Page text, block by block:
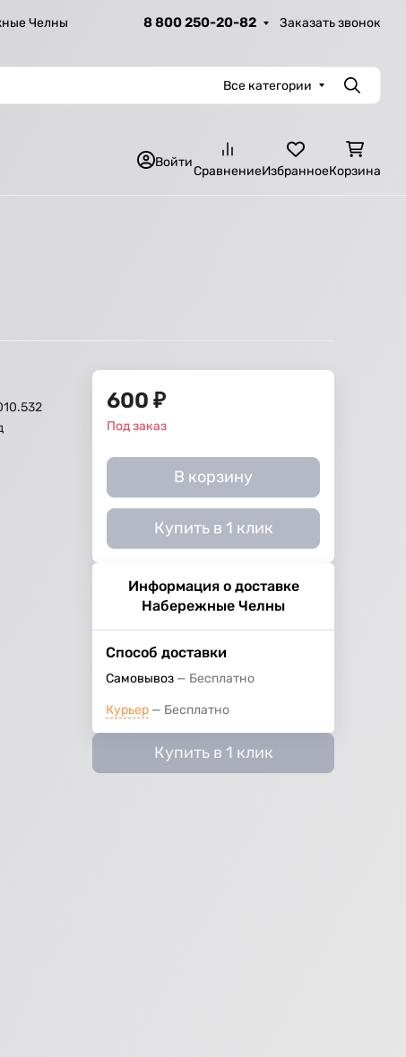
Челны 8 800 250-20-82 Заказать звонок
Все категории Поиск
Войти
СравнениеИзбранноеКорзина
600 ₽
Под заказ
В корзину
Купить в 1 клик
Информация о доставке
Набережные Челны
Способ доставки
Самовывоз Бесплатно
Курьер Бесплатно
Купить в 1 клик